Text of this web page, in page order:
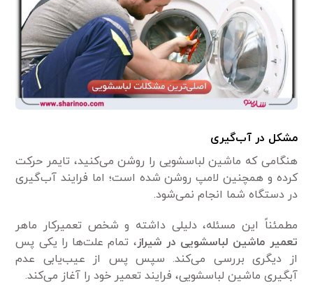
مشکل در آب‌گیری
هنگامی که ماشین لباسشویی را روشن می‌کنید، تایمر حرکت
کرده و همچنین لامپ روشن شده است؛ اما فرایند آب‌گیری
در دستگاه شما انجام نمی‌شود.
مطمئناً این مسئله، دلیلی داشته و شخص تعمیرکار ماهر
تعمیر ماشین لباسشویی در شیراز، تمام علت‌ها را یکی پس
از دیگری بررسی می‌کند. سپس پس از عیب‌یابی عدم
آبگیری ماشین لباسشویی، فرایند تعمیر خود را آغاز می‌کند.